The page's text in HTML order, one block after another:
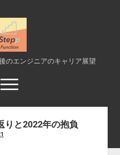
のエンジニアのキャリア展望
open
menu
steppfunction@gmail.com
podcastspotify
Home
りと2022年の抱負